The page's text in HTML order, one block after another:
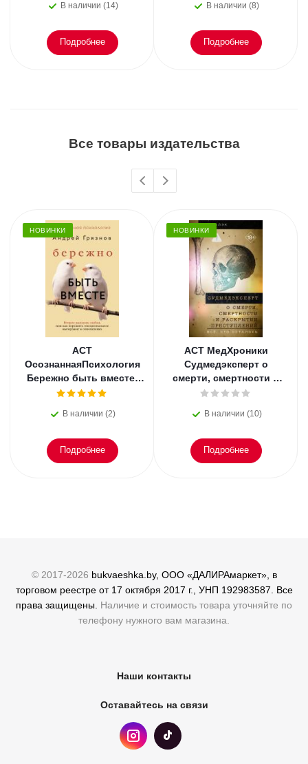
В наличии (14)
Подробнее
В наличии (8)
Подробнее
Все товары издательства
НОВИНКИ
АСТ
ОсознаннаяПсихология
Бережно быть вместе.
Второе дыхание любви,
эмоциональное
В наличии (2)
Подробнее
НОВИНКИ
АСТ МедХроники
Судмедэксперт о
смерти, смертности и
раскрытии
осталось. Блэк
В наличии (10)
Подробнее
© 2017-2026 bukvaeshka.by, ООО «ДАЛИРАмаркет», в
торговом реестре от 17 октября 2017 г., УНП 192983587. Все
права защищены. Наличие и стоимость товара уточняйте по
телефону нужного вам магазина.
Наши контакты
Оставайтесь на связи